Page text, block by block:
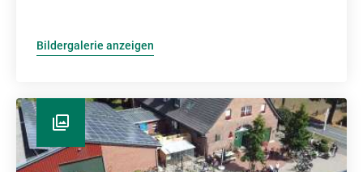
Bildergalerie anzeigen